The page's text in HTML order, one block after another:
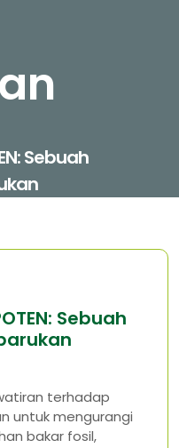
Sebuah
Sebuah
terhadap
untuk mengurangi
bakar fosil,